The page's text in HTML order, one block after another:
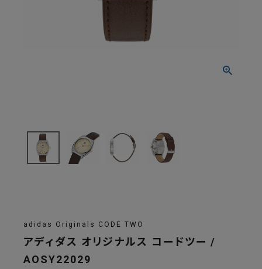
adidas Originals CODE TWO
アディダス オリジナルス コードツー /
AOSY22029